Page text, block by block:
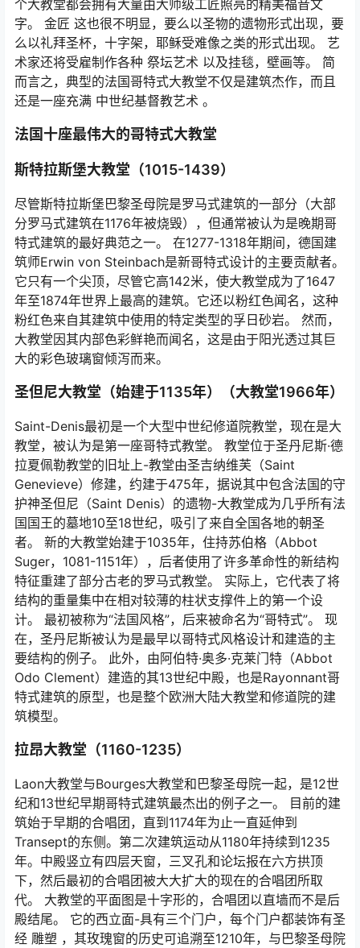
个大教堂都会拥有大量由大师级工匠照亮的精美福音文
字。 金匠 这也很不明显，要么以圣物的遗物形式出现，要
么以礼拜圣杯，十字架，耶稣受难像之类的形式出现。 艺
术家还将受雇制作各种 祭坛艺术 以及挂毯，壁画等。 简
而言之，典型的法国哥特式大教堂不仅是建筑杰作，而且
还是一座充满 中世纪基督教艺术 。
法国十座最伟大的哥特式大教堂
斯特拉斯堡大教堂（1015-1439）
尽管斯特拉斯堡巴黎圣母院是罗马式建筑的一部分（大部
分罗马式建筑在1176年被烧毁），但通常被认为是晚期哥
特式建筑的最好典范之一。 在1277-1318年期间，德国建
筑师Erwin von Steinbach是新哥特式设计的主要贡献者。
它只有一个尖顶，尽管它高142米，使大教堂成为了1647
年至1874年世界上最高的建筑。它还以粉红色闻名，这种
粉红色来自其建筑中使用的特定类型的孚日砂岩。 然而，
大教堂因其内部色彩鲜艳而闻名，这是由于阳光透过其巨
大的彩色玻璃窗倾泻而来。
圣但尼大教堂（始建于1135年）（大教堂1966年）
Saint-Denis最初是一个大型中世纪修道院教堂，现在是大
教堂，被认为是第一座哥特式教堂。 教堂位于圣丹尼斯·德
拉夏佩勒教堂的旧址上-教堂由圣吉纳维芙（Saint
Genevieve）修建，约建于475年，据说其中包含法国的守
护神圣但尼（Saint Denis）的遗物-大教堂成为几乎所有法
国国王的墓地10至18世纪，吸引了来自全国各地的朝圣
者。 新的大教堂始建于1035年，住持苏伯格（Abbot
Suger，1081-1151年），后者使用了许多革命性的新结构
特征重建了部分古老的罗马式教堂。 实际上，它代表了将
结构的重量集中在相对较薄的柱状支撑件上的第一个设
计。 最初被称为“法国风格”，后来被命名为“哥特式”。 现
在，圣丹尼斯被认为是最早以哥特式风格设计和建造的主
要结构的例子。 此外，由阿伯特·奥多·克莱门特（Abbot
Odo Clement）建造的其13世纪中殿，也是Rayonnant哥
特式建筑的原型，也是整个欧洲大陆大教堂和修道院的建
筑模型。
拉昂大教堂（1160-1235）
Laon大教堂与Bourges大教堂和巴黎圣母院一起，是12世
纪和13世纪早期哥特式建筑最杰出的例子之一。 目前的建
筑始于早期的合唱团，直到1174年为止一直延伸到
Transept的东侧。第二次建筑运动从1180年持续到1235
年。中殿竖立有四层天窗，三叉孔和论坛报在六方拱顶
下，然后最初的合唱团被大大扩大的现在的合唱团所取
代。 大教堂的平面图是十字形的，合唱团以直墙而不是后
殿结尾。 它的西立面-具有三个门户，每个门户都装饰有圣
经 雕塑 ，其玫瑰窗的历史可追溯至1210年，与巴黎圣母院